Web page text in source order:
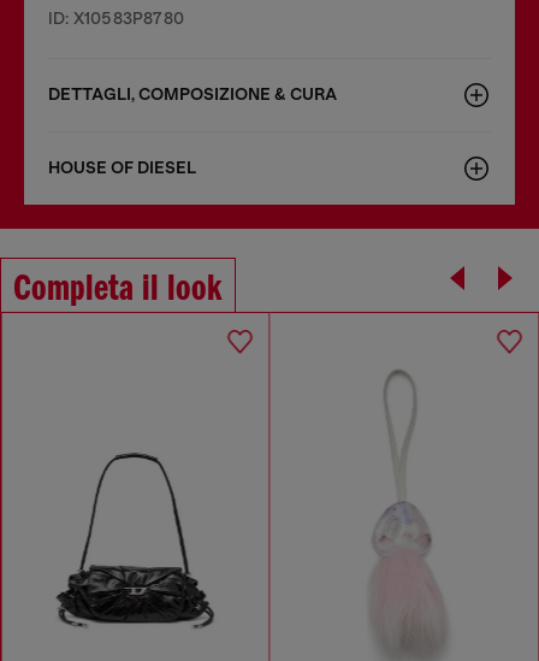
ID: X10583P8780
DETTAGLI, COMPOSIZIONE & CURA
HOUSE OF DIESEL
Completa il look